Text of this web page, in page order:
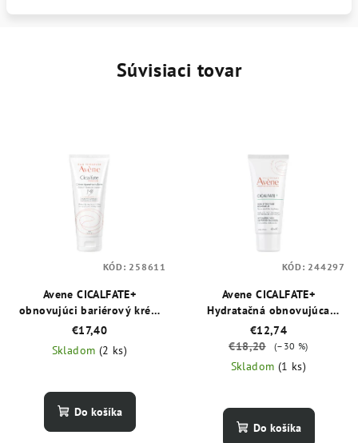
Súvisiaci tovar
Avene CICALFATE+
obnovujúci bariérový krém
na ruky 100 ml
€17,40
Skladom (2 ks)
Do košíka
KÓD: 258611
Avene CICALFATE+
Hydratačná obnovujúca
emulzia po povrchových
zákrokoch alebo tetovaní 40
€12,74
€18,20
(–30 %)
Skladom (1 ks)
Do košíka
KÓD: 244297